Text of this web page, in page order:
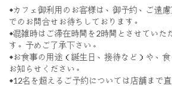
◆カフェ御利用のお客様は、御予約、ご遠
でのお問合せお待ちしております。
◆混雑時はご滞在時間を2時間とさせていた
す。予めご了承下さい。
◆お食事の用途（誕生日、接待など）や、
お知らせください。
◆12名を超えるご予約については店舗まで